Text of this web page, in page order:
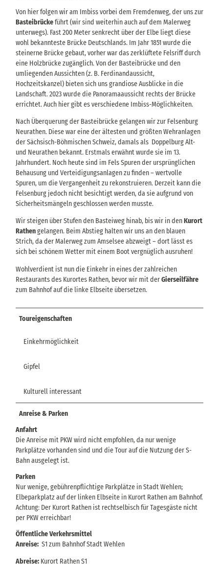
Von hier folgen wir am Imbiss vorbei dem Fremdenweg, der uns zur
Basteibrückeführt (wir sind weiterhin auch auf dem Malerweg
unterwegs). Fast 200 Meter senkrecht über der Elbe liegt diese
wohl bekannteste Brücke Deutschlands. Im Jahr 1851 wurde die
steinerne Brücke gebaut, vorher war das zerklüftete Felsriff durch
eine Holzbrücke zugänglich. Von der Basteibrücke und den
umliegenden Aussichten (z. B. Ferdinandaussicht,
Hochzeitskanzel) bieten sich uns grandiose Ausblicke in die
Landschaft. 2023 wurde die Panoramaaussicht rechts der Brücke
errichtet. Auch hier gibt es verschiedene Imbiss-Möglichkeiten.
Nach Überquerung der Basteibrücke gelangen wir zur Felsenburg
Neurathen. Diese war eine der ältesten und größten Wehranlagen
der Sächsisch-Böhmischen Schweiz, damals als Doppelburg Alt-
und Neurathen bekannt. Erstmals erwähnt wurde sie im 13.
Jahrhundert. Noch heute sind im Fels Spuren der ursprünglichen
Behausung und Verteidigungsanlagen zu finden – wertvolle
Spuren, um die Vergangenheit zu rekonstruieren. Derzeit kann die
Felsenburg jedoch nicht besichtigt werden, da sie aufgrund von
Sicherheitsmängeln geschlossen werden musste.
Wir steigen über Stufen den Basteiweg hinab, bis wir in denKurort
Rathengelangen. Beim Abstieg halten wir uns an den blauen
Strich, da der Malerweg zum Amselsee abzweigt – dort lässt es
sich bei schönem Wetter mit einem Boot vergnüglich ausruhen!
Wohlverdient ist nun die Einkehr in eines der zahlreichen
Restaurants des Kurortes Rathen, bevor wir mit derGierseilfähre
zum Bahnhof auf die linke Elbseite übersetzen.
Toureigenschaften
Einkehrmöglichkeit
Gipfel
Kulturell interessant
Anreise & Parken
Anfahrt
Die Anreise mit PKW wird nicht empfohlen, da nur wenige
Parkplätze vorhanden sind und die Tour auf die Nutzung der S-
Bahn ausgelegt ist.
Parken
Nur wenige, gebührenpflichtige Parkplätze in Stadt Wehlen;
Elbeparkplatz auf der linken Elbseite in Kurort Rathen am Bahnhof.
Achtung: Der Kurort Rathen ist rechtselbisch für Tagesgäste nicht
per PKW erreichbar!
Öffentliche Verkehrsmittel
Anreise: S1 zum Bahnhof Stadt Wehlen
Abreise: Kurort Rathen S1